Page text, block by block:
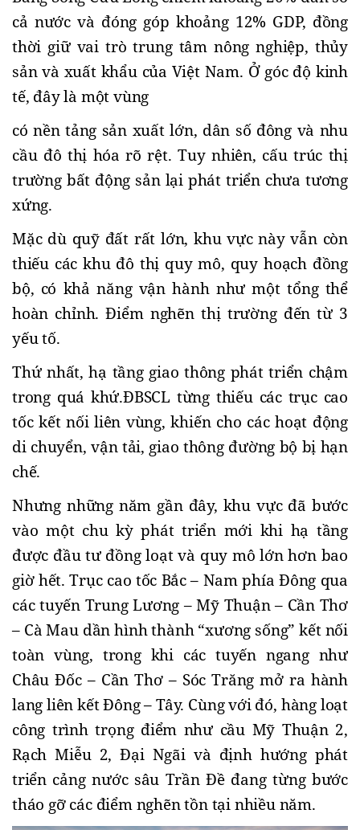
cả nước và đóng góp khoảng 12% GDP, đồng
thời giữ vai trò trung tâm nông nghiệp, thủy
sản và xuất khẩu của Việt Nam. Ở góc độ kinh
tế, đây là một vùng
có nền tảng sản xuất lớn, dân số đông và nhu
cầu đô thị hóa rõ rệt. Tuy nhiên, cấu trúc thị
trường bất động sản lại phát triển chưa tương
xứng.
Mặc dù quỹ đất rất lớn, khu vực này vẫn còn
thiếu các khu đô thị quy mô, quy hoạch đồng
bộ, có khả năng vận hành như một tổng thể
hoàn chỉnh. Điểm nghẽn thị trường đến từ 3
yếu tố.
Thứ nhất, hạ tầng giao thông phát triển chậm
trong quá khứ.ĐBSCL từng thiếu các trục cao
tốc kết nối liên vùng, khiến cho các hoạt động
di chuyển, vận tải, giao thông đường bộ bị hạn
chế.
Nhưng những năm gần đây, khu vực đã bước
vào một chu kỳ phát triển mới khi hạ tầng
được đầu tư đồng loạt và quy mô lớn hơn bao
giờ hết. Trục cao tốc Bắc – Nam phía Đông qua
các tuyến Trung Lương – Mỹ Thuận – Cần Thơ
– Cà Mau dần hình thành “xương sống” kết nối
toàn vùng, trong khi các tuyến ngang như
Châu Đốc – Cần Thơ – Sóc Trăng mở ra hành
lang liên kết Đông – Tây. Cùng với đó, hàng loạt
công trình trọng điểm như cầu Mỹ Thuận 2,
Rạch Miễu 2, Đại Ngãi và định hướng phát
triển cảng nước sâu Trần Đề đang từng bước
tháo gỡ các điểm nghẽn tồn tại nhiều năm.